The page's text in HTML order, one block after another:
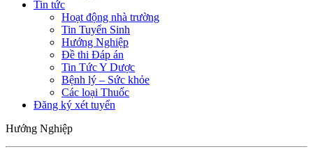
Tin tức
Hoạt động nhà trường
Tin Tuyển Sinh
Hướng Nghiệp
Đề thi Đáp án
Tin Tức Y Dược
Bệnh lý – Sức khỏe
Các loại Thuốc
Đăng ký xét tuyển
Hướng Nghiệp